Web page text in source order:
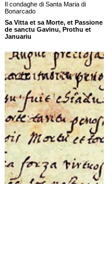
Il condaghe di Santa Maria di
Bonarcado
Sa Vitta et sa Morte, et Passione
de sanctu Gavinu, Prothu et
Januariu